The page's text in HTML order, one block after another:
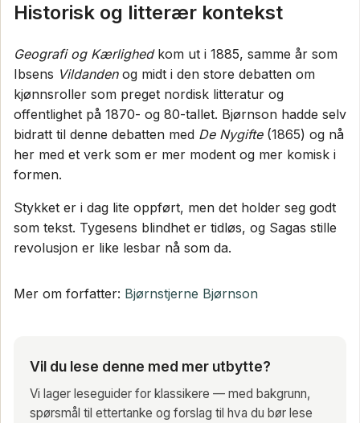
Historisk og litterær kontekst
Geografi og Kærlighedkom ut i 1885, samme år som
Ibsens Vildandenog midt i den store debatten om
kjønnsroller som preget nordisk litteratur og
offentlighet på 1870- og 80-tallet. Bjørnson hadde selv
bidratt til denne debatten med De Nygifte(1865) og nå
her med et verk som er mer modent og mer komisk i
formen.
Stykket er i dag lite oppført, men det holder seg godt
som tekst. Tygesens blindhet er tidløs, og Sagas stille
revolusjon er like lesbar nå som da.
Mer om forfatter: Bjørnstjerne Bjørnson
Vil du lese denne med mer utbytte?
Vi lager leseguider for klassikere — med bakgrunn,
spørsmål til ettertanke og forslag til hva du bør lese